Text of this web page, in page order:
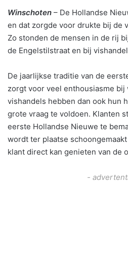
Winschoten – De Hollandse
en dat zorgde voor drukte bij de
Zo stonden de mensen in de rij
de Engelstilstraat en bij
De jaarlijkse traditie van de
zorgt voor veel enthousiasme bij
vishandels hebben dan ook hun
grote vraag te voldoen. Klanten
eerste Hollandse Nieuwe te
wordt ter plaatse
klant direct kan genieten van de
-